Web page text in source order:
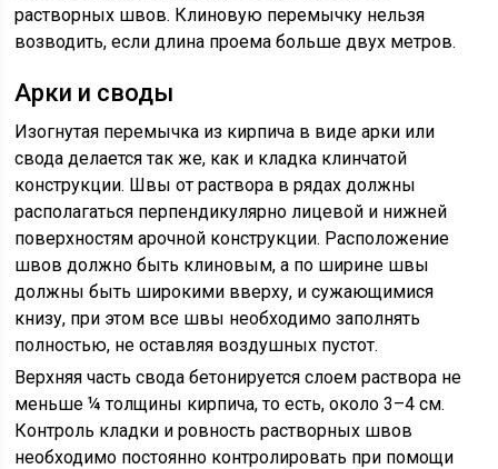
растворных швов. Клиновую перемычку нельзя
возводить, если длина проема больше двух метров.
Арки и своды
Изогнутая перемычка из кирпича в виде арки или
свода делается так же, как и кладка клинчатой
конструкции. Швы от раствора в рядах должны
располагаться перпендикулярно лицевой и нижней
поверхностям арочной конструкции. Расположение
швов должно быть клиновым, а по ширине швы
должны быть широкими вверху, и сужающимися
книзу, при этом все швы необходимо заполнять
полностью, не оставляя воздушных пустот.
Верхняя часть свода бетонируется слоем раствора не
меньше ¼ толщины кирпича, то есть, около 3–4 см.
Контроль кладки и ровность растворных швов
необходимо постоянно контролировать при помощи